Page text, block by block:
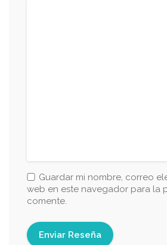
Guardar mi nombre, correo
web en este navegador para la
comente.